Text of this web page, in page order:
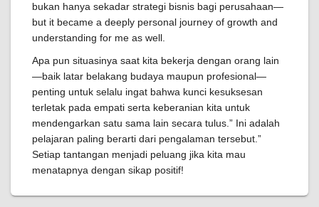
bukan hanya sekadar strategi bisnis bagi perusahaan—
but it became a deeply personal journey of growth and
understanding for me as well.
Apa pun situasinya saat kita bekerja dengan orang lain
—baik latar belakang budaya maupun profesional—
penting untuk selalu ingat bahwa kunci kesuksesan
terletak pada empati serta keberanian kita untuk
mendengarkan satu sama lain secara tulus.” Ini adalah
pelajaran paling berarti dari pengalaman tersebut.”
Setiap tantangan menjadi peluang jika kita mau
menatapnya dengan sikap positif!